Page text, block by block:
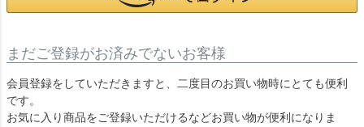
まだご登録がお済みでないお客様
会員登録をしていただきますと、二度目のお買い物時にとても便利
です。
お気に入り商品をご登録いただけるなどお買い物が便利になりま